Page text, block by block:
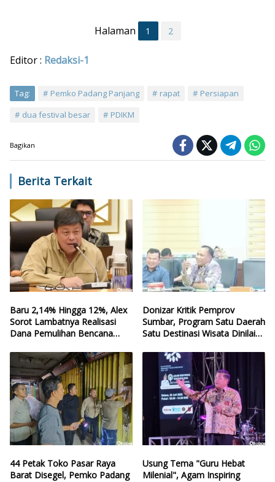
Halaman 1 2
Editor : Redaksi-1
Tag: Pemko Padang Panjang rapat
Persiapan
dua festival besar
PDIKM
Bagikan
Berita Terkait
Baru 2,14% Hingga 12%, Alex
Sorot Lambatnya Realisasi
Dana Pemulihan Bencana
Donizar Kritik Pemprov
Sumbar, Program Satu Daerah
Satu Destinasi Wisata Dinilai
44 Petak Toko Pasar Raya
Barat Disegel, Pemko Padang
Usung Tema "Guru Hebat
Milenial", Agam Inspiring